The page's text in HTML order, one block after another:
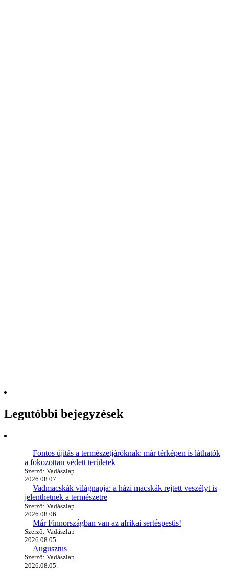
Legutóbbi bejegyzések
Fontos újítás a természetjáróknak: már térképen is láthatók
a fokozottan védett területek
Szerző: Vadászlap
2026.08.07.
Vadmacskák világnapja: a házi macskák rejtett veszélyt is
jelenthetnek a természetre
Szerző: Vadászlap
2026.08.06.
Már Finnországban van az afrikai sertéspestis!
Szerző: Vadászlap
2026.08.05.
Augusztus
Szerző: Vadászlap
2026.08.05.